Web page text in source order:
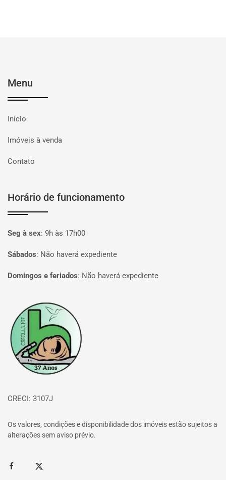
Menu
Início
Imóveis à venda
Contato
Horário de funcionamento
Seg à sex: 9h às 17h00
Sábados: Não haverá expediente
Domingos e feriados: Não haverá expediente
Página inicial
CRECI: 3107J
Os valores, condições e disponibilidade dos imóveis estão sujeitos a
alterações sem aviso prévio.
FacebookTwitter